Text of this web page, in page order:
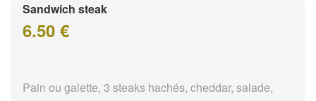
Sandwich steak
6.50 €
Pain ou galette, 3 steaks hachés, cheddar, salade,